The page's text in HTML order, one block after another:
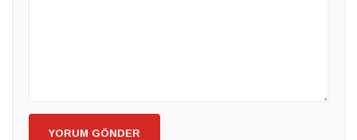
YORUM GÖNDER